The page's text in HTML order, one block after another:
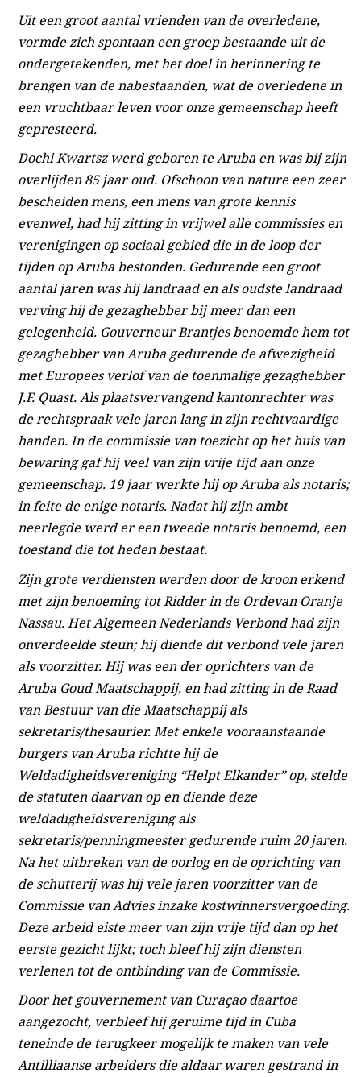
Uit een groot aantal vrienden van de overledene,
vormde zich spontaan een groep bestaande uit de
ondergetekenden, met het doel in herinnering te
brengen van de nabestaanden, wat de overledene in
een vruchtbaar leven voor onze gemeenschap heeft
gepresteerd.
Dochi Kwartsz werd geboren te Aruba en was bij zijn
overlijden 85 jaar oud. Ofschoon van nature een zeer
bescheiden mens, een mens van grote kennis
evenwel, had hij zitting in vrijwel alle commissies en
verenigingen op sociaal gebied die in de loop der
tijden op Aruba bestonden. Gedurende een groot
aantal jaren was hij landraad en als oudste landraad
verving hij de gezaghebber bij meer dan een
gelegenheid. Gouverneur Brantjes benoemde hem tot
gezaghebber van Aruba gedurende de afwezigheid
met Europees verlof van de toenmalige gezaghebber
J.F. Quast. Als plaatsvervangend kantonrechter was
de rechtspraak vele jaren lang in zijn rechtvaardige
handen. In de commissie van toezicht op het huis van
bewaring gaf hij veel van zijn vrije tijd aan onze
gemeenschap. 19 jaar werkte hij op Aruba als notaris;
in feite de enige notaris. Nadat hij zijn ambt
neerlegde werd er een tweede notaris benoemd, een
toestand die tot heden bestaat.
Zijn grote verdiensten werden door de kroon erkend
met zijn benoeming tot Ridder in de Ordevan Oranje
Nassau. Het Algemeen Nederlands Verbond had zijn
onverdeelde steun; hij diende dit verbond vele jaren
als voorzitter. Hij was een der oprichters van de
Aruba Goud Maatschappij, en had zitting in de Raad
van Bestuur van die Maatschappij als
sekretaris/thesaurier. Met enkele vooraanstaande
burgers van Aruba richtte hij de
Weldadigheidsvereniging “Helpt Elkander” op, stelde
de statuten daarvan op en diende deze
weldadigheidsvereniging als
sekretaris/penningmeester gedurende ruim 20 jaren.
Na het uitbreken van de oorlog en de oprichting van
de schutterij was hij vele jaren voorzitter van de
Commissie van Advies inzake kostwinnersvergoeding.
Deze arbeid eiste meer van zijn vrije tijd dan op het
eerste gezicht lijkt; toch bleef hij zijn diensten
verlenen tot de ontbinding van de Commissie.
Door het gouvernement van Curaçao daartoe
aangezocht, verbleef hij geruime tijd in Cuba
teneinde de terugkeer mogelijk te maken van vele
Antilliaanse arbeiders die aldaar waren gestrand in